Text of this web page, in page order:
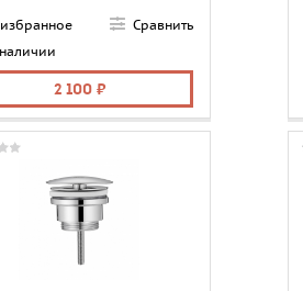
клик-клак
отсутствует
донный клапан
для раковины
латунь
Сравнить
2 100